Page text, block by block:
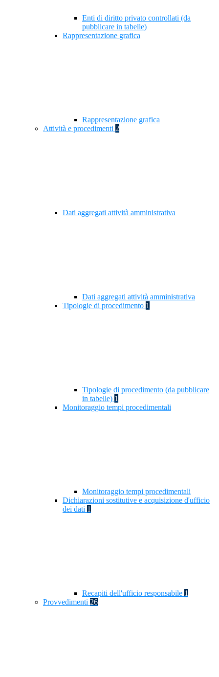
Enti di diritto privato controllati (da
pubblicare in tabelle)
Rappresentazione grafica
Rappresentazione grafica
Attività e procedimenti 2
Dati aggregati attività amministrativa
Dati aggregati attività amministrativa
Tipologie di procedimento 1
Tipologie di procedimento (da pubblicare
in tabelle) 1
Monitoraggio tempi procedimentali
Monitoraggio tempi procedimentali
Dichiarazioni sostitutive e acquisizione d'ufficio
dei dati 1
Recapiti dell'ufficio responsabile 1
Provvedimenti 26